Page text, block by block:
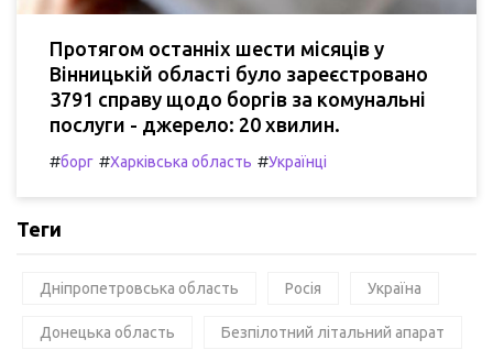
Протягом останніх шести місяців у
Вінницькій області було зареєстровано
3791 справу щодо боргів за комунальні
послуги - джерело: 20 хвилин.
#борг #Харківська область #Українці
Теги
Дніпропетровська область Росія Україна
Донецька область Безпілотний літальний апарат